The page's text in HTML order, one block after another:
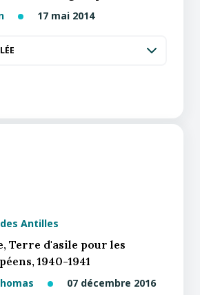
17 mai 2014
Antilles
Terre d'asile pour les
1940-1941
07 décembre 2016